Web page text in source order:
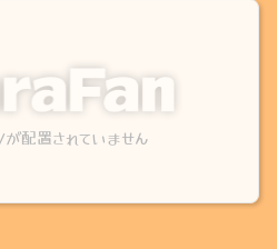
が配置されていません